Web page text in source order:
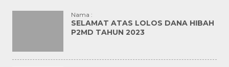
Nama :
SELAMAT ATAS LOLOS DANA HIBAH
P2MD TAHUN 2023